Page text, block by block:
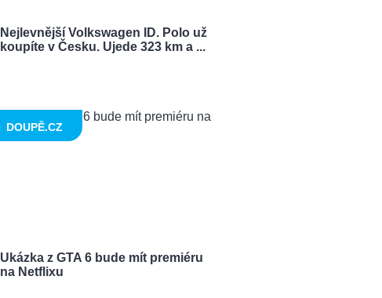
Nejlevnější Volkswagen ID. Polo už
koupíte v Česku. Ujede 323 km a ...
Ukázka z GTA 6 bude mít premiéru
na Netflixu
DOUPĚ.CZ